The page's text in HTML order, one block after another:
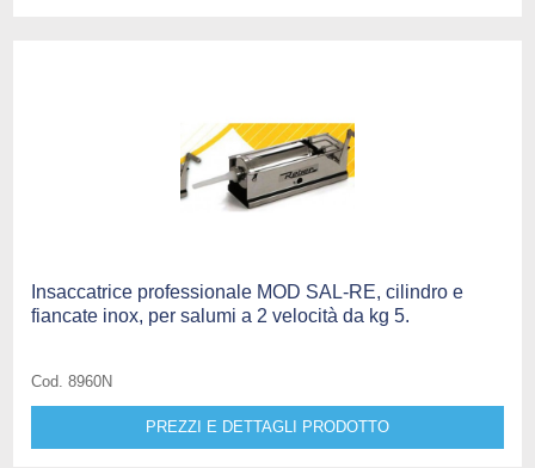
Insaccatrice professionale MOD SAL-RE, cilindro e
fiancate inox, per salumi a 2 velocità da kg 5.
Cod. 8960N
PREZZI E DETTAGLI PRODOTTO